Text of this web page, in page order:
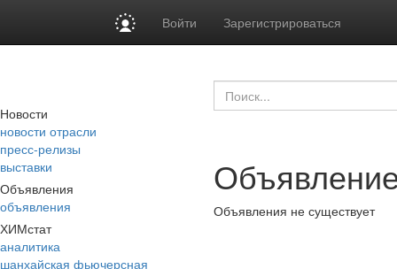
Войти Зарегистрироваться
Новости
новости отрасли
пресс-релизы
выставки
Объявления
объявления
ХИМстат
аналитика
шанхайская фьючерсная
Объявления не существует